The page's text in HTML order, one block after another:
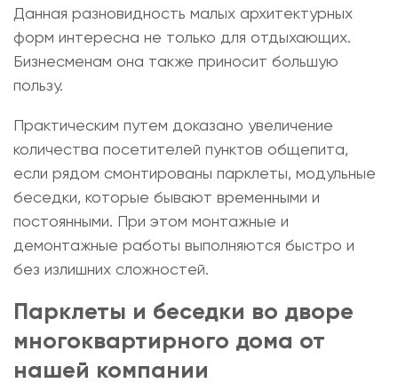
Данная разновидность малых архитектурных
форм интересна не только для отдыхающих.
Бизнесменам она также приносит большую
пользу.
Практическим путем доказано увеличение
количества посетителей пунктов общепита,
если рядом смонтированы парклеты, модульные
беседки, которые бывают временными и
постоянными. При этом монтажные и
демонтажные работы выполняются быстро и
без излишних сложностей.
Парклеты и беседки во дворе
многоквартирного дома от
нашей компании